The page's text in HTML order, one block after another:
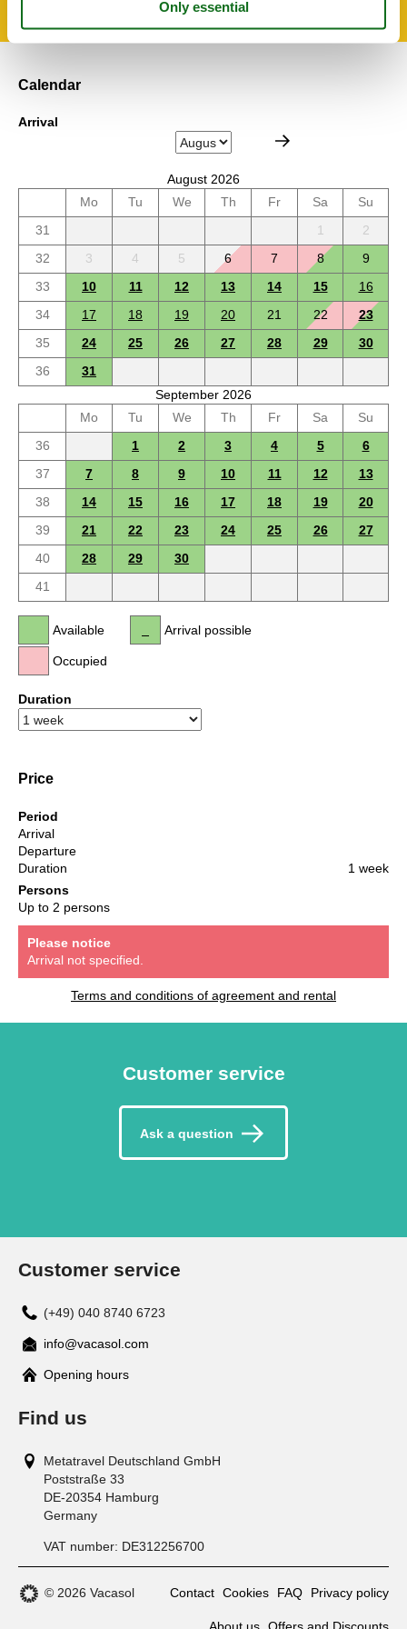
Calendar
Arrival
August 2026
Mo
Tu We Th Fr Sa
Su
31
1
2
32
3 4 5 6 7 8
9
33
10 11 12 13 14 15
16
34
17 18 19 20 21 22
23
35
24 25 26 27 28 29
30
36
31
September 2026
Mo
Tu We Th Fr Sa
Su
36
1 2 3 4 5
6
37
7 8 9 10 11 12
13
38
14 15 16 17 18 19
20
39
21 22 23 24 25 26
27
40
28 29
30
41
Available
Occupied
Arrival possible
Duration
Price
Period
Arrival
Departure
Duration
1 week
Persons
Up to 2 persons
Please notice
Arrival not specified.
Terms and conditions of agreement and rental
Customer service
Ask a question
Customer service
(+49) 040 8740 6723
info@vacasol.com
Opening hours
Find us
Metatravel Deutschland GmbH
Poststraße 33
DE-20354 Hamburg
Germany
VAT number: DE312256700
© 2026 Vacasol Contact Cookies FAQ Privacy policy
About us Offers and Discounts